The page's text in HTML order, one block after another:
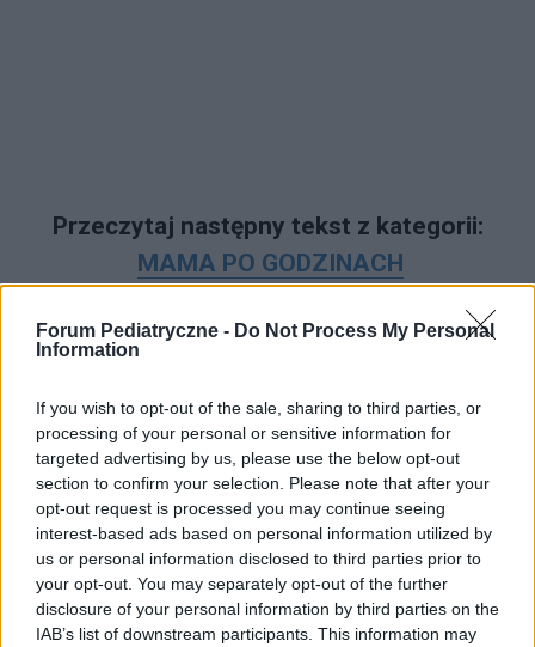
Forum Pediatryczne - Do Not Process My Personal
Information
If you wish to opt-out of the sale, sharing to third parties, or
processing of your personal or sensitive information for
targeted advertising by us, please use the below opt-out
section to confirm your selection. Please note that after your
opt-out request is processed you may continue seeing
interest-based ads based on personal information utilized by
us or personal information disclosed to third parties prior to
your opt-out. You may separately opt-out of the further
disclosure of your personal information by third parties on the
IAB’s list of downstream participants. This information may
Przeczytaj następny tekst z kategorii:
MAMA PO GODZINACH
Brak zabawy i interakcji z
rodzicami oraz stosowanie
przemocy podważają poczucie
własnej wartości i szkodzą
rozwojowi dzieci